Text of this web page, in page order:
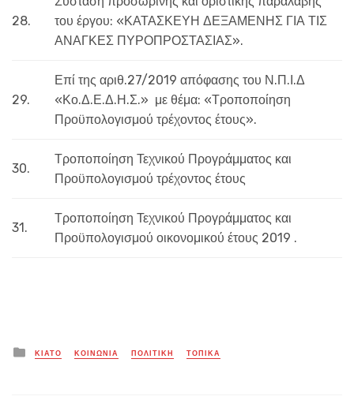
28.
του έργου: «ΚΑΤΑΣΚΕΥΗ ΔΕΞΑΜΕΝΗΣ ΓΙΑ ΤΙΣ
ΑΝΑΓΚΕΣ ΠΥΡΟΠΡΟΣΤΑΣΙΑΣ».
29.
Επί της αριθ.27/2019 απόφασης του Ν.Π.Ι.Δ
«Κο.Δ.Ε.Δ.Η.Σ.» με θέμα: «Τροποποίηση
Προϋπολογισμού τρέχοντος έτους».
30.
Τροποποίηση Τεχνικού Προγράμματος και
Προϋπολογισμού τρέχοντος έτους
31.
Τροποποίηση Τεχνικού Προγράμματος και
Προϋπολογισμού οικονομικού έτους 2019 .
Posted
in
ΚΙΑΤΟ ΚΟΙΝΩΝΙΑ ΠΟΛΙΤΙΚΗ ΤΟΠΙΚΑ